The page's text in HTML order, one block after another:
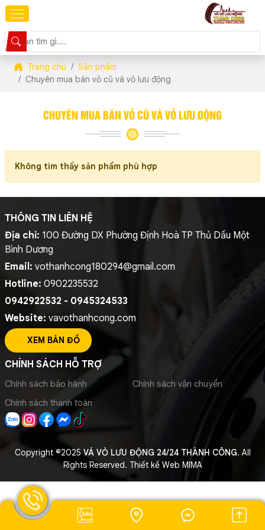
Trang chủ
Sản phẩm
Chuyên mua bán vỏ cũ vá vỏ lưu động
CHUYÊN MUA BÁN VỎ CŨ VÁ VỎ LƯU ĐỘNG
Không tìm thấy sản phẩm phù hợp
THÔNG TIN LIÊN HỆ
Địa chỉ: 100 Đường DX Phường Định Hoà TP Thủ Dầu Một
Bình Dương
Email: vothanhcong180294@gmail.com
Hotline: 0902235532
0942922532 - 0945324533
Website: vavothanhcong.com
XEM BẢN ĐỒ
CHÍNH SÁCH HỖ TRỢ
Chính sách bảo hành
Chính sách vận chuyển
Chính sách thanh toán
Copyright ©2025VÁ VỎ LƯU ĐỘNG 24/24 THÀNH CÔNG. All
Rights Reserved. Thiết kế Web MIMA